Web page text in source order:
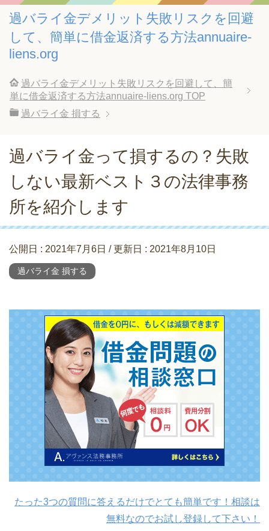
過バライ金デメリット失敗リスクを回避
して、簡単に借金返済する方法annuaire-
liens.org
過バライ金デメリット失敗リスクを回避して、簡
単に借金返済する方法annuaire-liens.org TOP
過バライ金 損する
過バライ金って損するの？失敗
しない最新ベスト３の法律事務
所を紹介します
公開日 : 2021年7月6日 / 更新日 : 2021年8月10日
過バライ金 損する
たった3つの質問に答えるだけでとても簡単です！相談は
無料なのでお試し登録して下さい！